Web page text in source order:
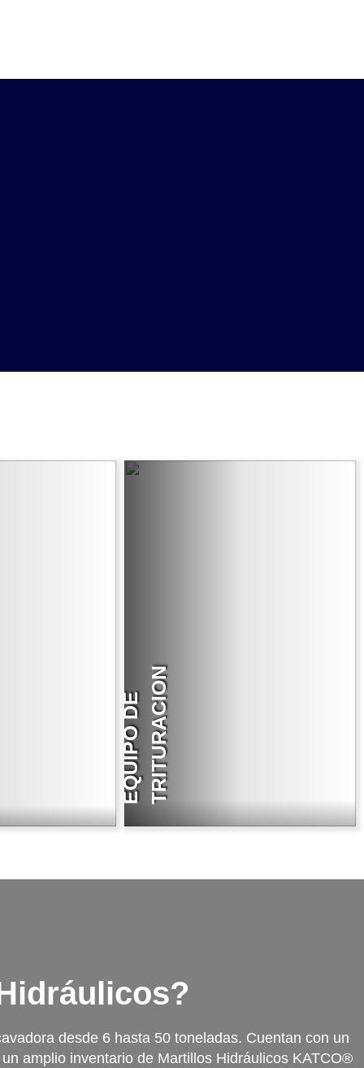
E
Q
U
I
P
O
D
E
T
R
I
T
U
R
A
C
I
ON
desde 6 hasta 50 toneladas. Cuentan con un
amplio inventario de Martillos Hidráulicos KATCO®